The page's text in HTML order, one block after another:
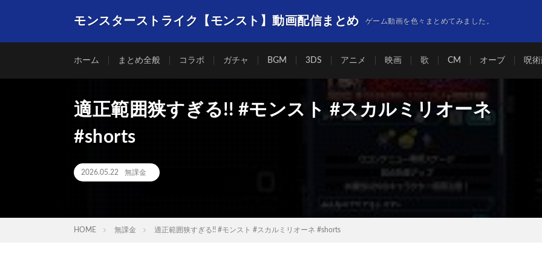
モンスターストライク【モンスト】動画配信まとめ ゲーム動画を色々まとめてみました。
ホーム まとめ全般 コラボ ガチャ BGM 3DS アニメ 映画 歌 CM オーブ 呪
適正範囲狭すぎる!! #モンスト #スカルミリオーネ
#shorts
2026.05.22 無課金
HOME 無課金 適正範囲狭すぎる!! #モンスト #スカルミリオーネ #shorts